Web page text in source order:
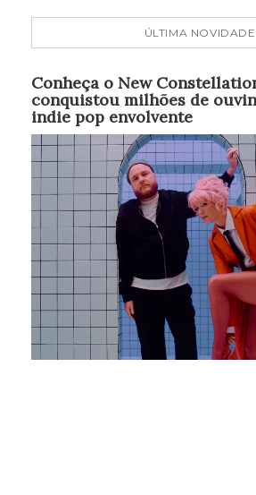
ÚLTIMA NOVIDADE
Conheça o New
conquistou milhões de
indie pop envolvente